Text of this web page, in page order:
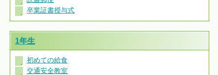
卒業証書授与式
1年生
初めての給食
交通安全教室